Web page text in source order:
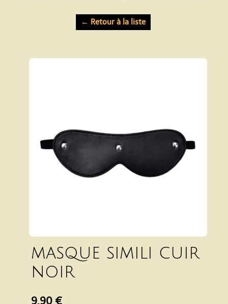
← Retour à la liste
masque simili cuir
noir
9.90 €